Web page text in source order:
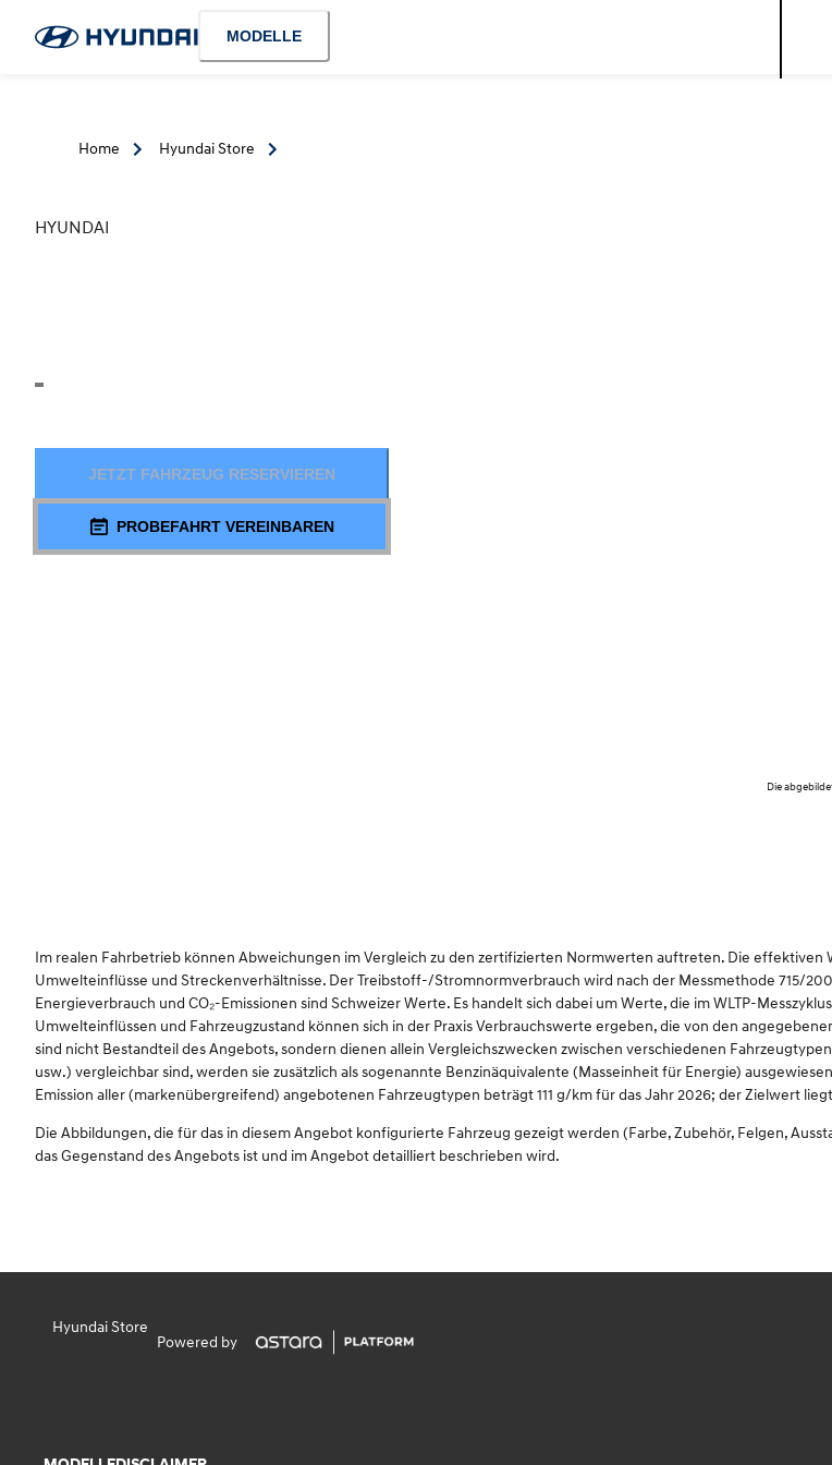
MODELLE
Home Hyundai Store
HYUNDAI
JETZT FAHRZEUG RESERVIEREN
PROBEFAHRT VEREINBAREN
Die
Im realen Fahrbetrieb können Abweichungen im Vergleich zu den zertifizierten Normwerten auftreten. Die effektiven
Umwelteinflüsse und Streckenverhältnisse. Der Treibstoff-/Stromnormverbrauch wird nach der Messmethode 715/
Energieverbrauch und CO₂-Emissionen sind Schweizer Werte. Es handelt sich dabei um Werte, die im WLTP-
Umwelteinflüssen und Fahrzeugzustand können sich in der Praxis Verbrauchswerte ergeben, die von den
sind nicht Bestandteil des Angebots, sondern dienen allein Vergleichszwecken zwischen verschiedenen
usw.) vergleichbar sind, werden sie zusätzlich als sogenannte Benzinäquivalente (Masseinheit für Energie)
Emission aller (markenübergreifend) angebotenen Fahrzeugtypen beträgt 111 g/km für das Jahr 2026; der Zielwert
Die Abbildungen, die für das in diesem Angebot konfigurierte Fahrzeug gezeigt werden (Farbe, Zubehör, Felgen,
das Gegenstand des Angebots ist und im Angebot detailliert beschrieben wird.
Hyundai Store
Powered by